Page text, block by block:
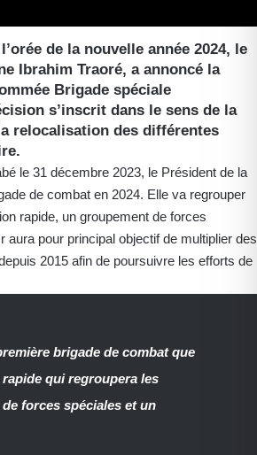
de la nouvelle année 2024, le
Ibrahim Traoré, a annoncé la
Brigade spéciale
s’inscrit dans le sens de la
relocalisation des différentes
le 31 décembre 2023, le Président de la
de combat en 2024. Elle va regrouper
rapide, un groupement de forces
pour principal objectif de multiplier des
2015 afin de poursuivre les efforts de
brigade de combat que
qui regroupera les
forces spéciales et un